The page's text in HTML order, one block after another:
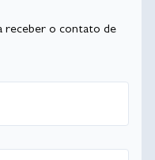
receber o contato de